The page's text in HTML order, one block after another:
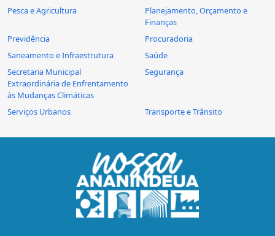
Pesca e Agricultura
Planejamento, Orçamento e
Finanças
Previdência
Procuradoria
Saneamento e Infraestrutura
Saúde
Secretaria Municipal
Extraordinária de Enfrentamento
às Mudanças Climáticas
Segurança
Serviços Urbanos Transporte e Trânsito